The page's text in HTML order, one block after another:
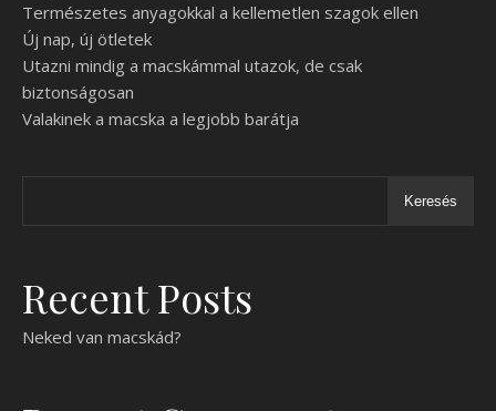
Természetes anyagokkal a kellemetlen szagok ellen
Új nap, új ötletek
Utazni mindig a macskámmal utazok, de csak
biztonságosan
Valakinek a macska a legjobb barátja
Keresés
Recent Posts
Neked van macskád?